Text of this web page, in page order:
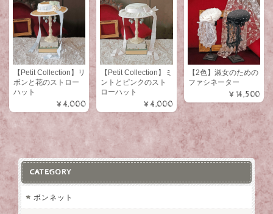
【Petit Collection】リ
ボンと花のストロー
ハット
¥4,000
【Petit Collection】ミ
ントとピンクのスト
ローハット
¥4,000
【2色】淑女のための
ファシネーター
¥14,500
CATEGORY
ボンネット